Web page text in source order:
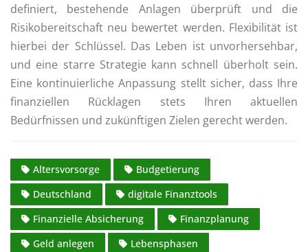
definiert, bestehende Anlagen überprüft und die
Risikobereitschaft neu bewertet werden. Flexibilität ist
hierbei der Schlüssel. Das Leben ist unvorhersehbar,
und eine starre Strategie kann schnell überholt sein.
Eine kontinuierliche Anpassung stellt sicher, dass Ihre
finanziellen Rücklagen stets Ihren aktuellen
Bedürfnissen und zukünftigen Zielen gerecht werden.
Altersvorsorge
Budgetierung
Deutschland
digitale Finanztools
Finanzielle Absicherung
Finanzplanung
Geld anlegen
Lebensphasen